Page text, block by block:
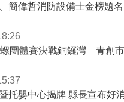
簡偉哲消防設備士金榜題名